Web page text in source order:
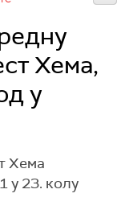
Хема,
у
Хема
у 23. колу